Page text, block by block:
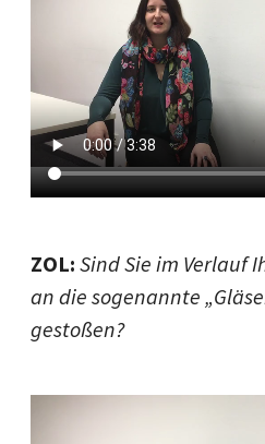
ZOL: Sind Sie im Verlauf
an die sogenannte
gestoßen?